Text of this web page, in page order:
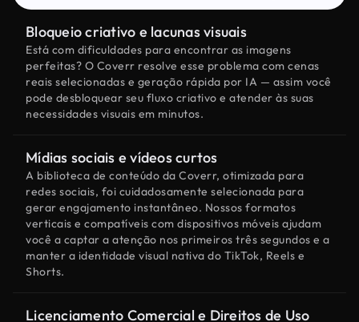
Bloqueio criativo e lacunas visuais
Está com dificuldades para encontrar as imagens
perfeitas? O Coverr resolve esse problema com cenas
reais selecionadas e geração rápida por IA — assim você
pode desbloquear seu fluxo criativo e atender às suas
necessidades visuais em minutos.
Mídias sociais e vídeos curtos
A biblioteca de conteúdo da Coverr, otimizada para
redes sociais, foi cuidadosamente selecionada para
gerar engajamento instantâneo. Nossos formatos
verticais e compatíveis com dispositivos móveis ajudam
você a captar a atenção nos primeiros três segundos e a
manter a identidade visual nativa do TikTok, Reels e
Shorts.
Licenciamento Comercial e Direitos de Uso